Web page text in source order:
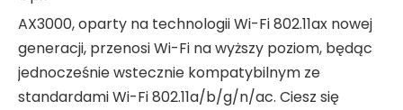
AX3000, oparty na technologii Wi-Fi 802.11ax nowej
generacji, przenosi Wi-Fi na wyższy poziom, będąc
jednocześnie wstecznie kompatybilnym ze
standardami Wi-Fi 802.11a/b/g/n/ac. Ciesz się